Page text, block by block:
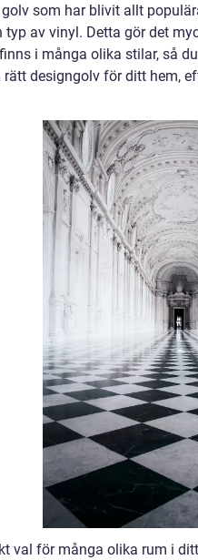
som har blivit allt
typ av vinyl. Detta gör det
i många olika stilar, så
designgolv för ditt hem,
val för många olika rum i